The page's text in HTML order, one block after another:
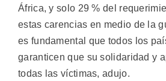
África, y solo 29 % del
estas carencias en medio de la
es fundamental que todos los
garanticen que su solidaridad y
todas las víctimas, adujo.